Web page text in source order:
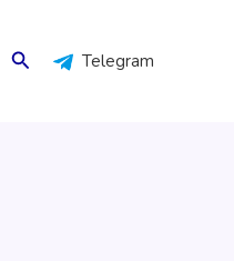
Поиск Telegram